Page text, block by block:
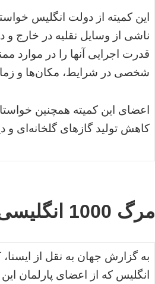
این کمیته از دولت انگلیس
ناشی از وسایل نقلیه در خارج
قدرت اجرایی آنها را در موارد
شخصی در شرایط، مکان‌ها و
اعضای این کمیته همچنین
کاهش تولید گازهای گلخانه‌ای و
مرگ 1000 انگلیسی‌ بر اثر آلودگی هوا
به گزارش جهان به نقل از
انگلیس که از اعضای پارلمان